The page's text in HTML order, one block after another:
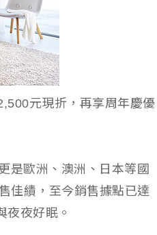
元現折，再享周年慶優
是歐洲、澳洲、日本等國
佳績，至今銷售據點已達
夜夜好眠。